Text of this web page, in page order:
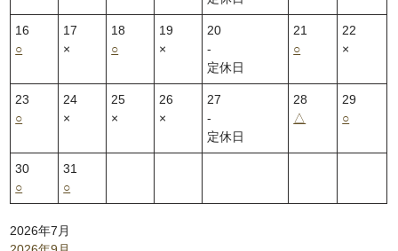
16
○
17
×
18
○
19
×
20
‐
定休日
21
○
22
×
23
○
24
×
25
×
26
×
27
‐
定休日
28
△
29
○
30
○
31
○
2026年7月